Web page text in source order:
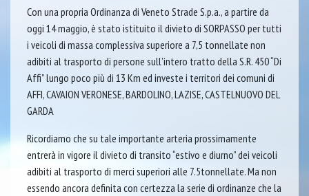
Con una propria Ordinanza di Veneto Strade S.p.a., a partire da
oggi 14 maggio, è stato istituito il divieto di SORPASSO per tutti
i veicoli di massa complessiva superiore a 7,5 tonnellate non
adibiti al trasporto di persone sull’intero tratto della S.R. 450 “Di
Affi” lungo poco più di 13 Km ed investe i territori dei comuni di
AFFI, CAVAION VERONESE, BARDOLINO, LAZISE, CASTELNUOVO DEL
GARDA
Ricordiamo che su tale importante arteria prossimamente
entrerà in vigore il divieto di transito “estivo e diurno” dei veicoli
adibiti al trasporto di merci superiori alle 7.5tonnellate. Ma non
essendo ancora definita con certezza la serie di ordinanze che la